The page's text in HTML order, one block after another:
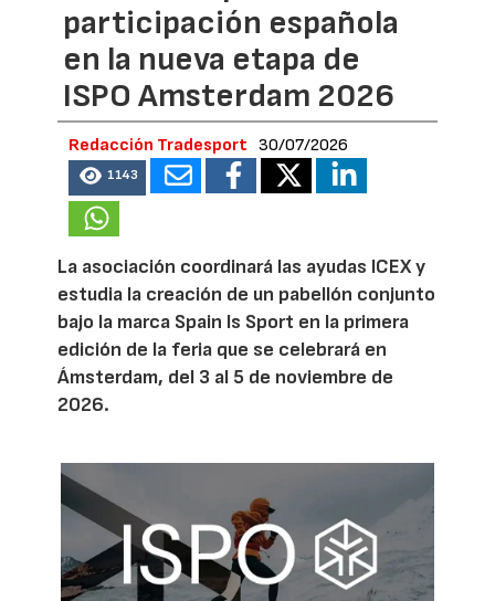
participación española
en la nueva etapa de
ISPO Amsterdam 2026
Redacción Tradesport 30/07/2026
1143
La asociación coordinará las ayudas ICEX y
estudia la creación de un pabellón conjunto
bajo la marca Spain Is Sport en la primera
edición de la feria que se celebrará en
Ámsterdam, del 3 al 5 de noviembre de
2026.